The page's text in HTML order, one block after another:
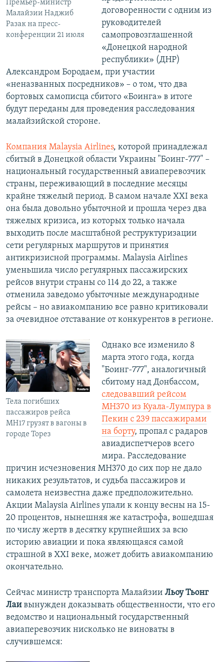
Премьер-министр
Малайзии Наджиб
Разак на пресс-
конференции 21 июля
договоренности с одним из
руководителей
самопровозглашенной
«Донецкой народной
республики» (ДНР)
Александром Бородаем, при участии
«неназванных посредников» – о том, что два
бортовых самописца сбитого «Боинга» в итоге
будут переданы для проведения расследования
малайзийской стороне.
Компания Malaysia Airlines, которой принадлежал
сбитый в Донецкой области Украины "Боинг-777" –
национальный государственный авиаперевозчик
страны, переживающий в последние месяцы
крайне тяжелый период. В самом начале XXI века
она была довольно убыточной и прошла через два
тяжелых кризиса, из которых только начала
выходить после масштабной реструктуризации
сети регулярных маршрутов и принятия
антикризисной программы. Malaysia Airlines
уменьшила число регулярных пассажирских
рейсов внутри страны со 114 до 22, а также
отменила заведомо убыточные международные
рейсы – но авиакомпанию все равно критиковали
за очевидное отставание от конкурентов в регионе.
Тела погибших
пассажиров рейса
МН17 грузят в вагоны в
городе Торез
​Однако все изменило 8
марта этого года, когда
"Боинг-777", аналогичный
сбитому над Донбассом,
следовавший рейсом
МН370 из Куала-Лумпура в
Пекин с 239 пассажирами
на борту, пропал с радаров
авиадиспетчеров всего
мира. Расследование
причин исчезновения МН370 до сих пор не дало
никаких результатов, и судьба пассажиров и
самолета неизвестна даже предположительно.
Акции Malaysia Airlines упали к концу весны на 15-
20 процентов, нынешняя же катастрофа, вошедшая
по числу жертв в десятку крупнейших за всю
историю авиации и пока являющаяся самой
страшной в XXI веке, может добить авиакомпанию
окончательно.
Сейчас министр транспорта Малайзии Льоу Тьонг
Лаи вынужден доказывать общественности, что его
ведомство и национальный государственный
авиаперевозчик нисколько не виноваты в
случившемся: